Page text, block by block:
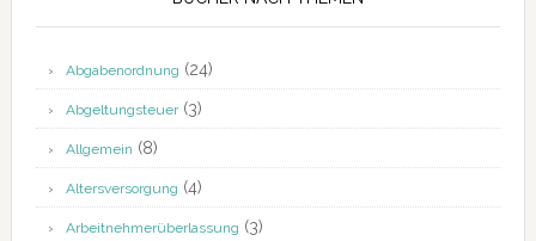
Abgabenordnung (24)
Abgeltungsteuer(3)
Allgemein (8)
Altersversorgung (4)
Arbeitnehmerüberlassung (3)